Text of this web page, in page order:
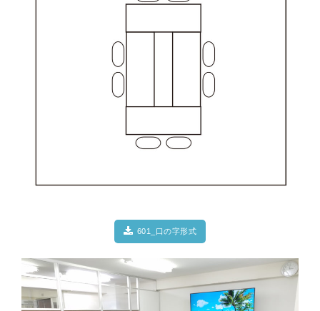
601_口の字形式